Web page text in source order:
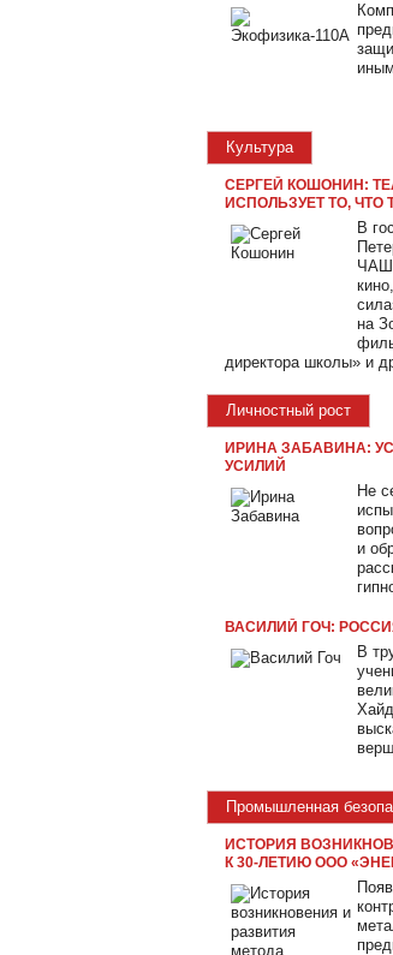
Культура
СЕРГЕЙ КОШОНИН:
ИСПОЛЬЗУЕТ ТО,
В
на
директора школы» и
Личностный рост
ИРИНА ЗАБАВИНА:
УСИЛИЙ
Не
и
ВАСИЛИЙ ГОЧ:
В
Промышленная
ИСТОРИЯ
К 30-ЛЕТИЮ ООО